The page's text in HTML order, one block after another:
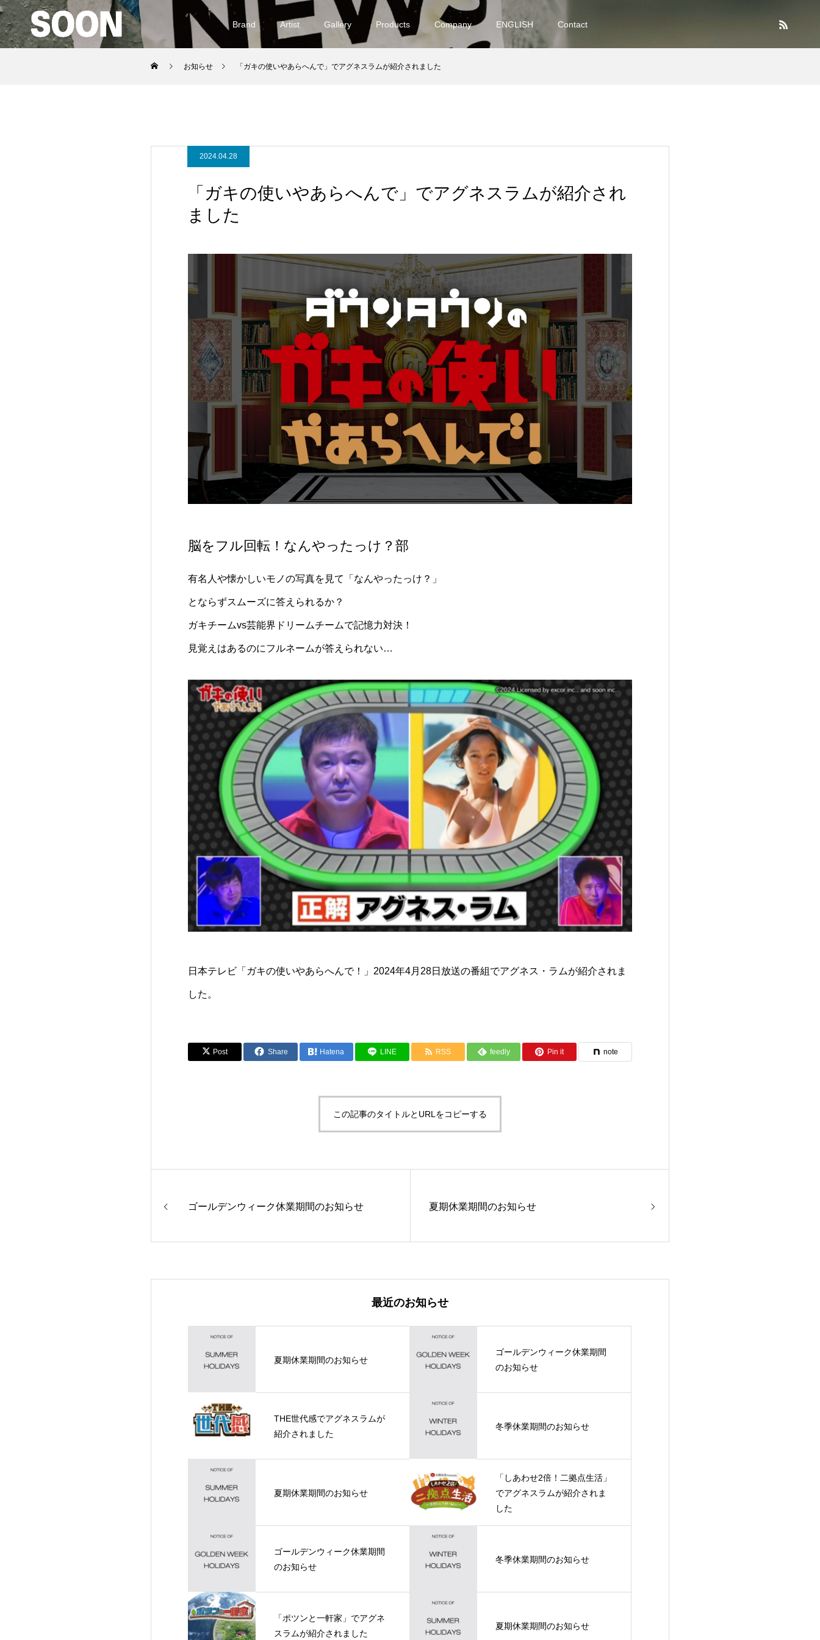
Brand Artist Gallery Products Company ENGLISH Contact
お知らせ 「ガキの使いやあらへんで」でアグネスラムが紹介されました
2024.04.28
「ガキの使いやあらへんで」でアグネスラムが紹介され
ました
脳をフル回転！なんやったっけ？部
有名人や懐かしいモノの写真を見て「なんやったっけ？」
とならずスムーズに答えられるか？
ガキチームvs芸能界ドリームチームで記憶力対決！
見覚えはあるのにフルネームが答えられない…
日本テレビ「ガキの使いやあらへんで！」2024年4月28日放送の番組でアグネス・ラムが紹介されま
した。
Post Share Hatena LINE RSS feedly Pin it note
この記事のタイトルとURLをコピーする
ゴールデンウィーク休業期間のお知らせ 夏期休業期間のお知らせ
最近のお知らせ
夏期休業期間のお知らせ
ゴールデンウィーク休業期間
のお知らせ
THE世代感でアグネスラムが
紹介されました
冬季休業期間のお知らせ
夏期休業期間のお知らせ
「しあわせ2倍！二拠点生活」
でアグネスラムが紹介されま
した
ゴールデンウィーク休業期間
のお知らせ
冬季休業期間のお知らせ
「ポツンと一軒家」でアグネ
スラムが紹介されました
夏期休業期間のお知らせ